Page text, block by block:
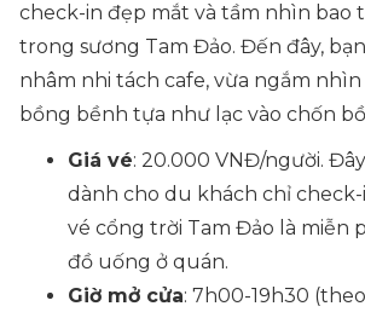
check-in đẹp mắt và tầm nhìn bao
trong sương Tam Đảo. Đến đây,
nhâm nhi tách cafe, vừa ngắm
bồng bềnh tựa như lạc vào chốn
Giá vé: 20.000 VNĐ/người.
dành cho du khách chỉ check-
vé cổng trời Tam Đảo là miễn
đồ uống ở quán.
Giờ mở cửa: 7h00-19h30